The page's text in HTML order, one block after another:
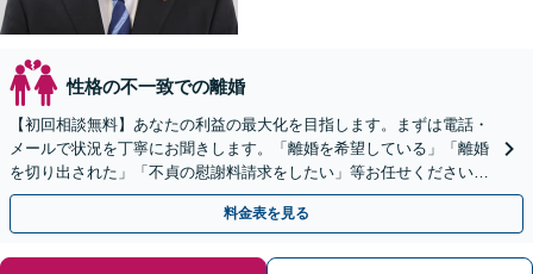
性格の不一致での離婚
【初回相談無料】あなたの利益の最大化を目指します。まずは電話・
メールで状況を丁寧にお聞きします。「離婚を希望している」「離婚
を切り出された」「不貞の慰謝料請求をしたい」等お任せください。
【リーズナブルな料金設定】
料金表を見る